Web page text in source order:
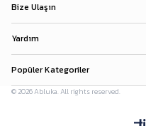
Bize Ulaşın
Yardım
Popüler Kategoriler
© 2026 Abluka. All rights reserved.